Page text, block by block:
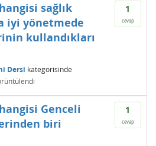
1
cevap
sağlık
iyi yönetmede
kullandıkları
Dersi kategorisinde
1
cevap
Genceli
biri